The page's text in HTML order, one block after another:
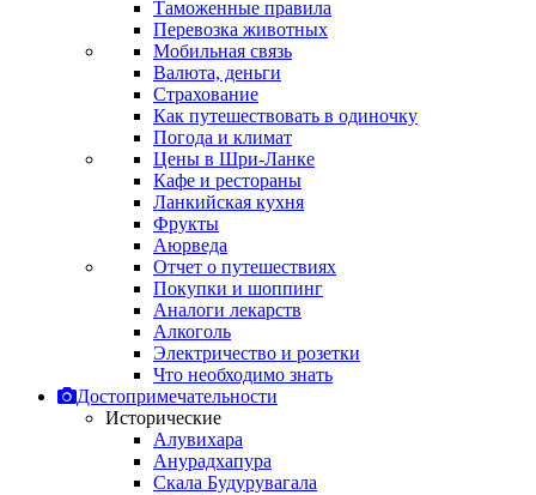
Таможенные правила
Перевозка животных
Мобильная связь
Валюта, деньги
Страхование
Как путешествовать в одиночку
Погода и климат
Цены в Шри-Ланке
Кафе и рестораны
Ланкийская кухня
Фрукты
Аюрведа
Отчет о путешествиях
Покупки и шоппинг
Аналоги лекарств
Алкоголь
Электричество и розетки
Что необходимо знать
Достопримечательности
Исторические
Алувихара
Анурадхапура
Скала Будурувагала